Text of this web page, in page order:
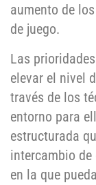
aumento de
de juego.
Las
elevar el nivel
través de los
entorno para
estructurada
intercambio
en la que